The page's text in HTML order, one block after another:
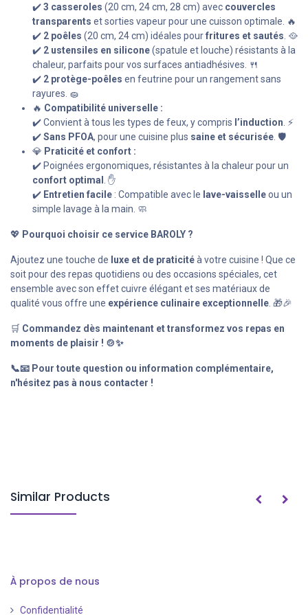
✔️3 casseroles (20 cm, 24 cm, 28 cm) avec couvercles
transparents et sorties vapeur pour une cuisson optimale. 🔥
✔️ 2 poêles (20 cm, 24 cm) idéales pourfritures et sautés . 🥘
✔️ 2 ustensiles en silicone(spatule et louche) résistants à la
chaleur, parfaits pour vos surfaces antiadhésives. 🍴
✔️ 2 protège-poêles en feutrine pour un rangement sans
rayures. 🧽
🔥 Compatibilité universelle :
✔️ Convient à tous les types de feux, y compris l’induction . ⚡
✔️Sans PFOA, pour une cuisine plus saine et sécurisée . 🛡️
💎 Praticité et confort :
✔️ Poignées ergonomiques, résistantes à la chaleur pour un
confort optimal
. ✋
✔️ Entretien facile : Compatible avec le lave-vaisselleou un
simple lavage à la main. 🧼
💖 Pourquoi choisir ce service BAROLY ?
Ajoutez une touche de luxe et de praticitéà votre cuisine ! Que ce
soit pour des repas quotidiens ou des occasions spéciales, cet
ensemble avec son effet cuivre élégant et ses matériaux de
qualité vous offre une expérience culinaire exceptionnelle . 🎁🎉
🛒 Commandez dès maintenant et transformez vos repas en
moments de plaisir ! 🍲✨
📞📧 Pour toute question ou information complémentaire,
n'hésitez pas à nous contacter !
Similar Products
À propos de nous
Confidentialité